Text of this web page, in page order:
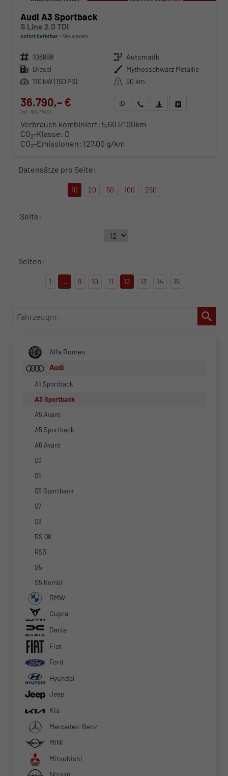
Audi A3 Sportback
S Line 2.0 TDI
sofort lieferbar Neuwagen
Fahrzeugnr. 108898 Getriebe Automatik
Kraftstoff Diesel Außenfarbe Mythosschwarz Metallic
Leistung 110 kW (150 PS) Kilometerstand 50 km
36.790,– €
incl. 19% MwSt.
WhatsApp anfragen
Wir rufen Sie anFahrzeugexposé (PDF)
Verbrauch kombiniert: 5,60 l/100km
CO2-Klasse: D
CO2-Emissionen: 127,00 g/km
Datensätze pro Seite:
10 20 50 100 250
Seite:
Seiten:
1 ... 9 10 11 12 13 14 15
Fahrzeugnr.
Alfa Romeo
Audi
A1 Sportback
A3 Sportback
A5 Avant
A5 Sportback
A6 Avant
Q3
Q5
Q5 Sportback
Q7
Q8
RS Q8
RS3
S5
S5 Kombi
BMW
Cupra
Dacia
Fiat
Ford
Hyundai
Jeep
Kia
Mercedes-Benz
MINI
Mitsubishi